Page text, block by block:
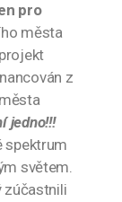
pro
města
z
jedno!!!
spektrum
světem.
zúčastnili